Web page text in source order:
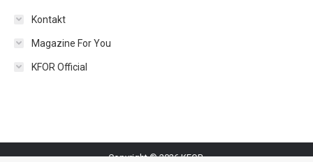
Kontakt
Magazine For You
KFOR Official
Copyright © 2026 KFOR.